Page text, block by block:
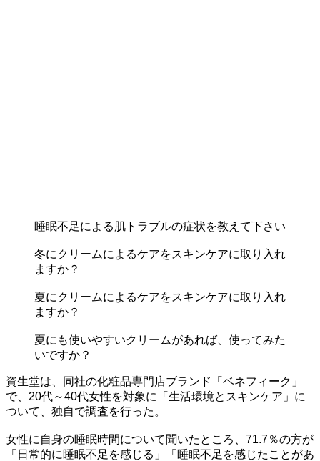
睡眠不足による肌トラブルの症状を教えて下さい
冬にクリームによるケアをスキンケアに取り入れ
ますか？
夏にクリームによるケアをスキンケアに取り入れ
ますか？
夏にも使いやすいクリームがあれば、使ってみた
いですか？
資生堂は、同社の化粧品専門店ブランド「ベネフィーク」
で、20代～40代女性を対象に「生活環境とスキンケア」に
ついて、独自で調査を行った。
女性に自身の睡眠時間について聞いたところ、71.7％の方が
「日常的に睡眠不足を感じる」「睡眠不足を感じたことがあ